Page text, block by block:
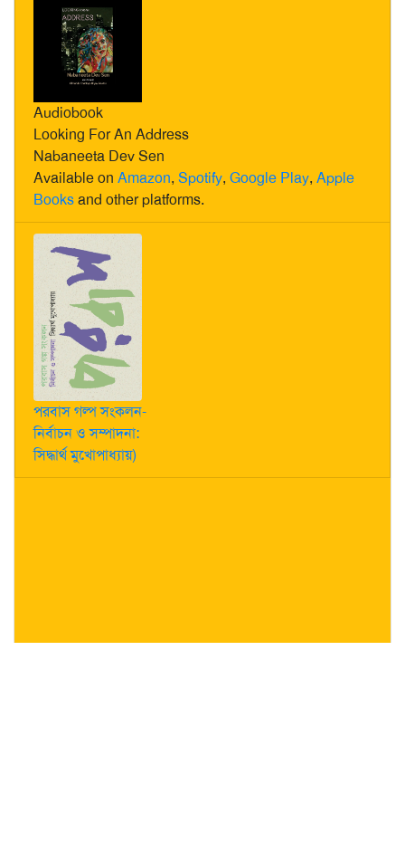
Audiobook
Looking For An Address
Nabaneeta Dev Sen
Available on Amazon, Spotify, Google Play, Apple
Booksand other platforms.
পরবাস গল্প সংকলন-
নির্বাচন ও সম্পাদনা:
সিদ্ধার্থ মুখোপাধ্যায়)